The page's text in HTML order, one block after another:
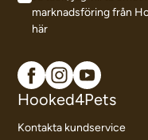
marknadsföring från
här
Hooked4Pets
Kontakta kundservice